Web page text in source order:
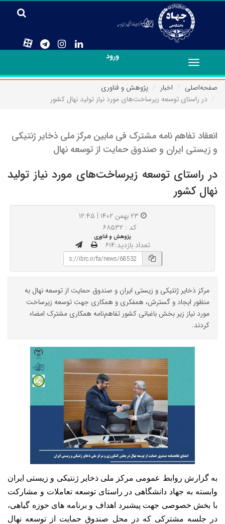
ورود
Toggle
navigation
صفحه‌اصلی
اخبار
پژوهش و فناوری
در راستای توسعه زیرساخت‌های مورد نیاز تولید نهال کشور
انعقاد تفاهم نامه مشترک فی مابین مرکز ملی ذخایر ژنتیکی
و زیستی ایران و صندوق حمایت از توسعه نهال
در راستای توسعه زیرساخت‌های مورد نیاز تولید
نهال کشور
کد : ۶۸۵۳۲
پژوهش و فناوری
تعداد بازدید:۶۱۴
مرکز ذخایر ژنتیکی و زیستی ایران و صندوق حمایت از توسعه نهال به
منظور ایجاد و گسترش، همفکری و همکاری جهت توسعه زیرساخت
مورد نیاز زیر بخش باغبانی کشور تفاهم‌نامه همکاری مشترک امضاء
کردند.
به گزارش روابط عمومی مرکز ملی ذخایر ژنتیکی و زیستی ایران
وابسته به جهاد دانشگاهی در راستای توسعه تعاملات و مشارکت
با بخش خصوصی جهت پیشبرد اهداف و برنامه های حوزه گیاهی،
در جلسه مشترکی که در محل صندوق حمایت از
توسعه نهال